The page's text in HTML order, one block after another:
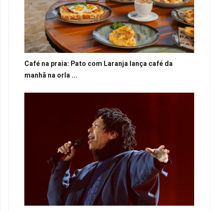
Café na praia: Pato com Laranja lança café da
manhã na orla ...